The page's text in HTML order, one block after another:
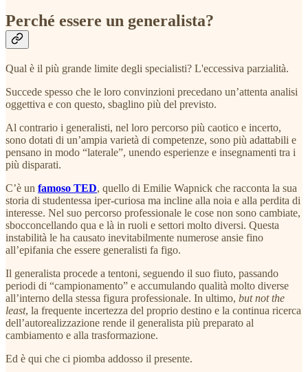
Perché essere un generalista?
Qual è il più grande limite degli specialisti? L'eccessiva parzialità.
Succede spesso che le loro convinzioni precedano un’attenta analisi
oggettiva e con questo, sbaglino più del previsto.
Al contrario i generalisti, nel loro percorso più caotico e incerto,
sono dotati di un’ampia varietà di competenze, sono più adattabili e
pensano in modo “laterale”, unendo esperienze e insegnamenti tra i
più disparati.
C’è un famoso TED, quello di Emilie Wapnick che racconta la sua
storia di studentessa iper-curiosa ma incline alla noia e alla perdita di
interesse. Nel suo percorso professionale le cose non sono cambiate,
sbocconcellando qua e là in ruoli e settori molto diversi. Questa
instabilità le ha causato inevitabilmente numerose ansie fino
all’epifania che essere generalisti fa figo.
Il generalista procede a tentoni, seguendo il suo fiuto, passando
periodi di “campionamento” e accumulando qualità molto diverse
all’interno della stessa figura professionale. In ultimo, but not the
least, la frequente incertezza del proprio destino e la continua ricerca
dell’autorealizzazione rende il generalista più preparato al
cambiamento e alla trasformazione.
Ed è qui che ci piomba addosso il presente.